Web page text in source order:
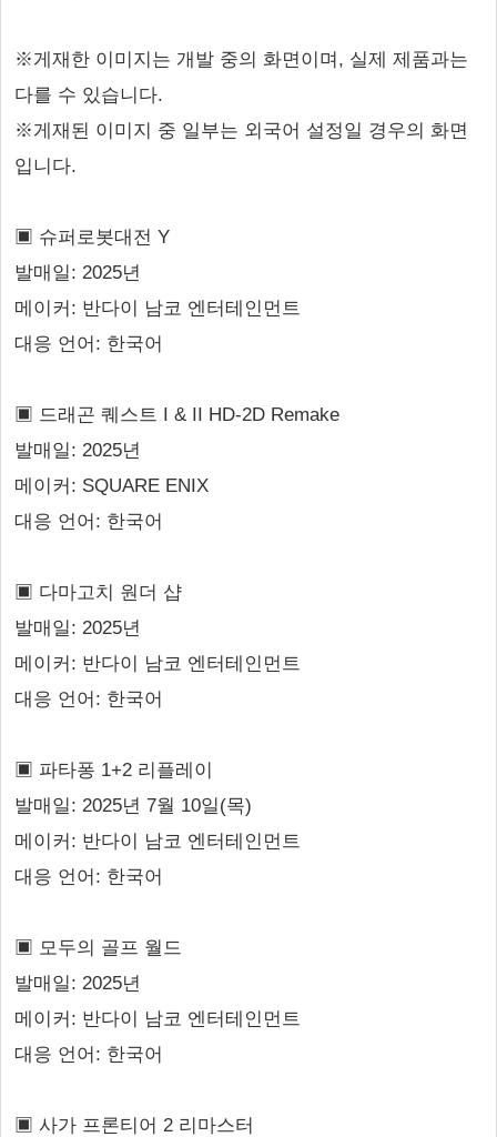
※게재한 이미지는 개발 중의 화면이며, 실제 제품과는
다를 수 있습니다.
※게재된 이미지 중 일부는 외국어 설정일 경우의 화면
입니다.
▣ 슈퍼로봇대전 Y
발매일: 2025년
메이커: 반다이 남코 엔터테인먼트
대응 언어: 한국어
▣ 드래곤 퀘스트 I & II HD-2D Remake
발매일: 2025년
메이커: SQUARE ENIX
대응 언어: 한국어
▣ 다마고치 원더 샵
발매일: 2025년
메이커: 반다이 남코 엔터테인먼트
대응 언어: 한국어
▣ 파타퐁 1+2 리플레이
발매일: 2025년 7월 10일(목)
메이커: 반다이 남코 엔터테인먼트
대응 언어: 한국어
▣ 모두의 골프 월드
발매일: 2025년
메이커: 반다이 남코 엔터테인먼트
대응 언어: 한국어
▣ 사가 프론티어 2 리마스터